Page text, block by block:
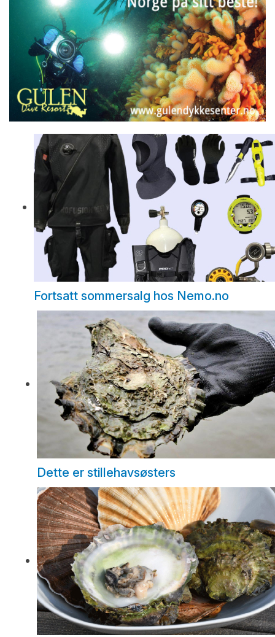
Fortsatt sommersalg hos Nemo.no
Dette er stillehavsøsters